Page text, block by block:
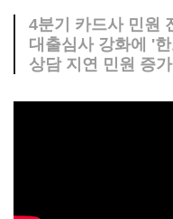
4분기 카드사 민원
대출심사 강화에 '
상담 지연 민원 증